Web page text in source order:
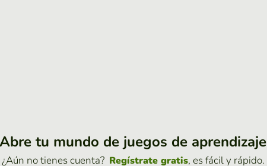
Abre tu mundo de juegos de aprendizaje
¿Aún no tienes cuenta? Regístrate gratis, es fácil y rápido.